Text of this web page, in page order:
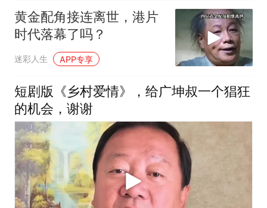
黄金配角接连离世，港片
时代落幕了吗？
迷彩人生 APP专享
短剧版《乡村爱情》，给广坤叔一个猖狂
的机会，谢谢